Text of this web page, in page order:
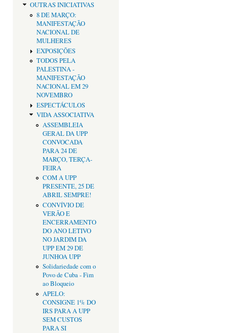
OUTRAS INICIATIVAS
8 DE MARÇO:
MANIFESTAÇÃO
NACIONAL DE
MULHERES
EXPOSIÇÕES
TODOS PELA
PALESTINA -
MANIFESTAÇÃO
NACIONAL EM 29
NOVEMBRO
ESPECTÁCULOS
VIDA ASSOCIATIVA
ASSEMBLEIA
GERAL DA UPP
CONVOCADA
PARA 24 DE
MARÇO, TERÇA-
FEIRA
COM A UPP
PRESENTE, 25 DE
ABRIL SEMPRE!
CONVÍVIO DE
VERÃO E
ENCERRAMENTO
DO ANO LETIVO
NO JARDIM DA
UPP EM 29 DE
JUNHOA UPP
Solidariedade com o
Povo de Cuba - Fim
ao Bloqueio
APELO:
CONSIGNE 1% DO
IRS PARA A UPP
SEM CUSTOS
PARA SI